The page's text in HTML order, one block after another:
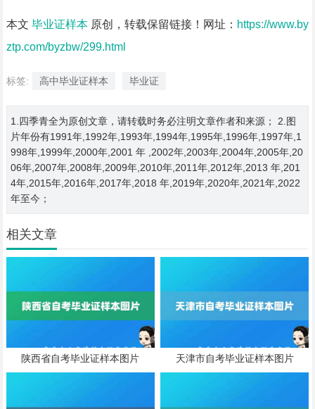
本文 毕业证样本原创，转载保留链接！网址： https://www.by
ztp.com/byzbw/299.html
标签: 高中毕业证样本 毕业证
1.四季青全为原创文章，请转载时务必注明文章作者和来源； 2.图
片年份有1991年,1992年,1993年,1994年,1995年,1996年,1997年,1
998年,1999年,2000年,2001 年 ,2002年,2003年,2004年,2005年,20
06年,2007年,2008年,2009年,2010年,2011年,2012年,2013 年,201
4年,2015年,2016年,2017年,2018 年,2019年,2020年,2021年,2022
年至今；
相关文章
陕西省自考毕业证样本图片 天津市自考毕业证样本图片